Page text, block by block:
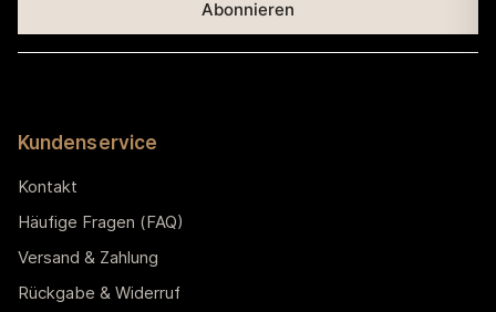
Kundenservice
Kontakt
Häufige Fragen (FAQ)
Versand & Zahlung
Rückgabe & Widerruf